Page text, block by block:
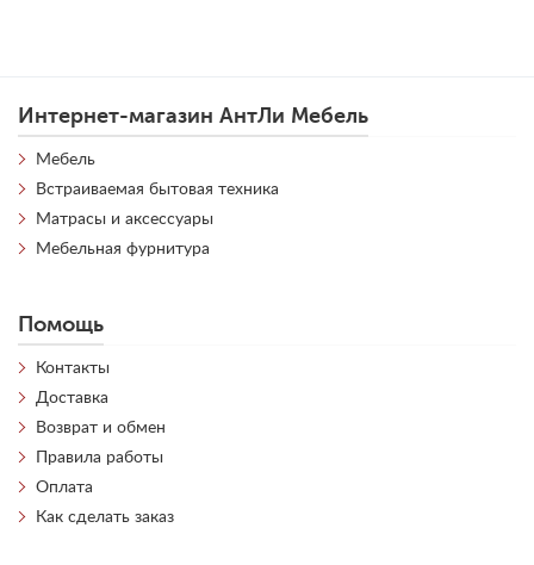
Интернет-магазин АнтЛи Мебель
Мебель
Встраиваемая бытовая техника
Матрасы и аксессуары
Мебельная фурнитура
Помощь
Контакты
Доставка
Возврат и обмен
Правила работы
Оплата
Как сделать заказ